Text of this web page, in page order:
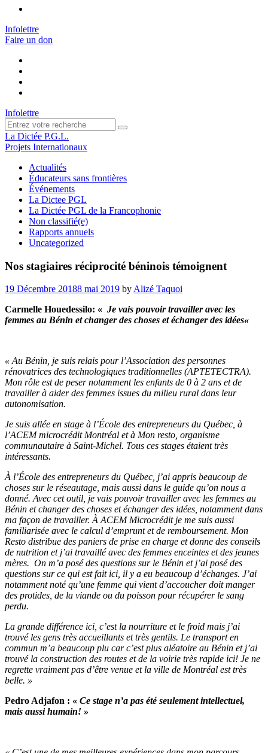
Infolettre
Faire un don
Infolettre
La Dictée P.G.L.
Projets Internationaux
Actualités
Éducateurs sans frontières
Événements
La Dictee PGL
La Dictée PGL de la Francophonie
Non classifié(e)
Rapports annuels
Uncategorized
Nos stagiaires réciprocité béninois témoignent
Posted
19 Décembre 20188 mai 2019 byAlizé Taquoi
Carmelle Houedessilo: « Je vais pouvoir travailler avec les
femmes au Bénin et changer des choses et échanger des idées«
« Au Bénin, je suis relais pour l’Association des personnes
rénovatrices des technologiques traditionnelles (APTETECTRA).
Mon rôle est de peser notamment les enfants de 0 à 2 ans et de
travailler à aider des femmes issues du milieu rural dans leur
autonomisation.
Je suis allée en stage à l’École des entrepreneurs du Québec, à
l’ACEM microcrédit Montréal et à Mon resto, organisme
communautaire à Saint-Michel. Tous ces stages étaient très
intéressants.
À l’École des entrepreneurs du Québec, j’ai appris beaucoup de
choses sur le réseautage, mais aussi dans le guide qu’on nous a
donné. Avec cet outil, je vais pouvoir travailler avec les femmes au
Bénin et changer des choses et échanger des idées, notamment dans
ma façon de travailler. À ACEM Microcrédit je me suis aussi
familiarisée avec le calcul d’emprunt et de remboursement. Mon
Resto distribue des paniers de prise en charge et donne des conseils
de nutrition et j’ai travaillé avec des femmes enceintes et des jeunes
mères. On m’a posé des questions sur le Bénin et j’ai posé des
questions sur ce qui est fait ici, il y a eu beaucoup d’échanges. J’ai
notamment noté qu’une femme qui vient d’accoucher doit manger
des protides, de la viande ou du poisson pour récupérer le sang
perdu.
La grande différence ici, c’est la nourriture et le froid mais j’ai
trouvé les gens très accueillants et très gentils. Le transport en
commun m’a beaucoup plu car c’est plus aléatoire au Bénin et j’ai
trouvé la construction des routes et de la voirie très rapide ici! Je ne
regrette vraiment pas d’être venue et la ville de Montréal est très
belle. »
Pedro Adjafon : « Ce stage n’a pas été seulement intellectuel,
mais aussi humain! »